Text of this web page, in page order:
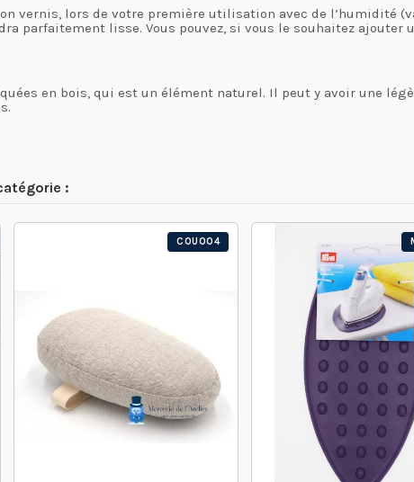
vernis, lors de votre première utilisation avec de l’humidité
parfaitement lisse. Vous pouvez, si vous le souhaitez ajouter
en bois, qui est un élément naturel. Il peut y avoir une
:
COU004